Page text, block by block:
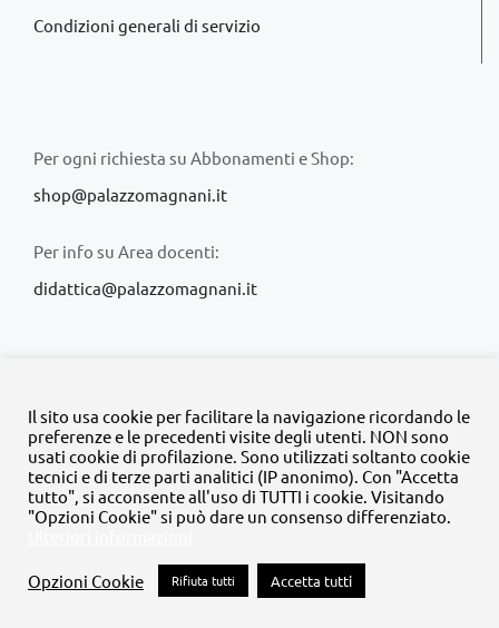
Condizioni generali di servizio
Per ogni richiesta su Abbonamenti e Shop:
shop@palazzomagnani.it
Per info su Area docenti:
didattica@palazzomagnani.it
© Copyright 2020 -2026 | Tutti i diritti riservati | MyFpm è un
progetto dellaFondazione Palazzo Magnani
FacebookInstagram
TwitterLinkedInYouTube
Il sito usa cookie per facilitare la navigazione ricordando le
preferenze e le precedenti visite degli utenti. NON sono
usati cookie di profilazione. Sono utilizzati soltanto cookie
tecnici e di terze parti analitici (IP anonimo). Con "Accetta
tutto", si acconsente all'uso di TUTTI i cookie. Visitando
"Opzioni Cookie" si può dare un consenso differenziato.
Opzioni Cookie Rifiuta tutti Accetta tutti